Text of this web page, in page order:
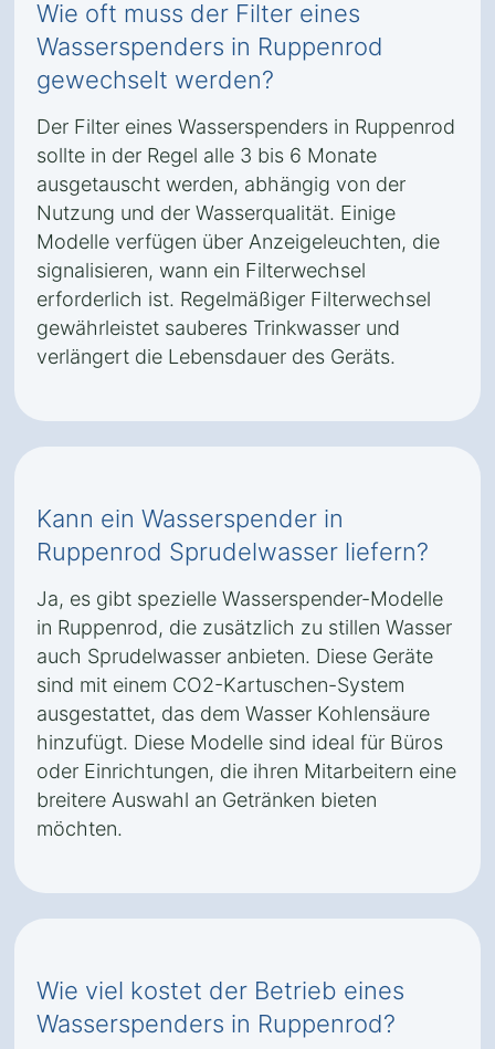
Wie oft muss der Filter eines
Wasserspenders in Ruppenrod
gewechselt werden?
Der Filter eines Wasserspenders in Ruppenrod
sollte in der Regel alle 3 bis 6 Monate
ausgetauscht werden, abhängig von der
Nutzung und der Wasserqualität. Einige
Modelle verfügen über Anzeigeleuchten, die
signalisieren, wann ein Filterwechsel
erforderlich ist. Regelmäßiger Filterwechsel
gewährleistet sauberes Trinkwasser und
verlängert die Lebensdauer des Geräts.
Kann ein Wasserspender in
Ruppenrod Sprudelwasser liefern?
Ja, es gibt spezielle Wasserspender-Modelle
in Ruppenrod, die zusätzlich zu stillen Wasser
auch Sprudelwasser anbieten. Diese Geräte
sind mit einem CO2-Kartuschen-System
ausgestattet, das dem Wasser Kohlensäure
hinzufügt. Diese Modelle sind ideal für Büros
oder Einrichtungen, die ihren Mitarbeitern eine
breitere Auswahl an Getränken bieten
möchten.
Wie viel kostet der Betrieb eines
Wasserspenders in Ruppenrod?